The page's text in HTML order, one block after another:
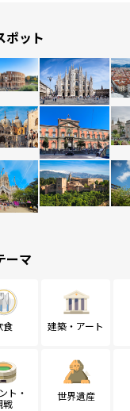
ポット
ーマ
食 建築・アート
ト・
戦
世界遺産